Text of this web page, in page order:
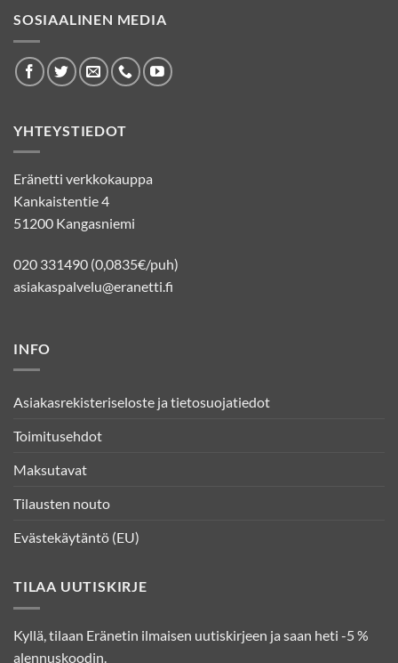
SOSIAALINEN MEDIA
YHTEYSTIEDOT
Eränetti verkkokauppa
Kankaistentie 4
51200 Kangasniemi
020 331490 (0,0835€/puh)
asiakaspalvelu@eranetti.fi
INFO
Asiakasrekisteriseloste ja tietosuojatiedot
Toimitusehdot
Maksutavat
Tilausten nouto
Evästekäytäntö (EU)
TILAA UUTISKIRJE
Kyllä, tilaan Eränetin ilmaisen uutiskirjeen ja saan heti -5 %
alennuskoodin.